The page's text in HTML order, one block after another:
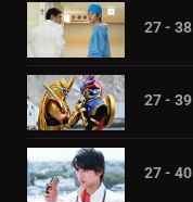
27 - 38
27 - 39
27 - 40